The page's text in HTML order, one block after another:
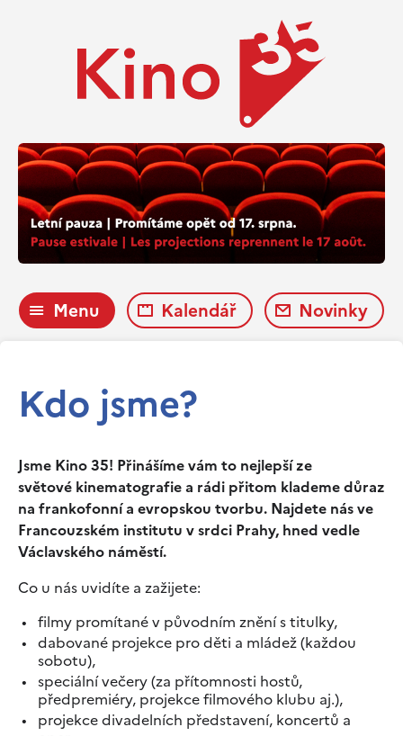
Menu Kalendář Novinky
Kdo jsme?
Jsme Kino 35! Přinášíme vám to nejlepší ze
světové kinematografie a rádi přitom klademe důraz
na frankofonní a evropskou tvorbu. Najdete nás ve
Francouzském institutu v srdci Prahy, hned vedle
Václavského náměstí.
Co u nás uvidíte a zažijete:
filmy promítané v původním znění s titulky,
dabované projekce pro děti a mládež (každou
sobotu),
speciální večery (za přítomnosti hostů,
předpremiéry, projekce filmového klubu aj.),
projekce divadelních představení, koncertů a